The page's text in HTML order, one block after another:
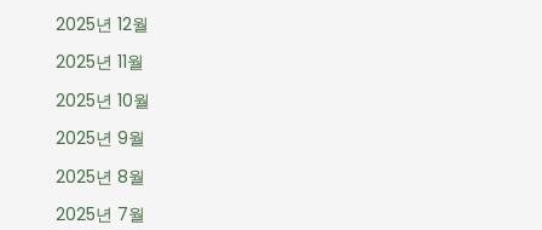
2025년 12월
2025년 11월
2025년 10월
2025년 9월
2025년 8월
2025년 7월